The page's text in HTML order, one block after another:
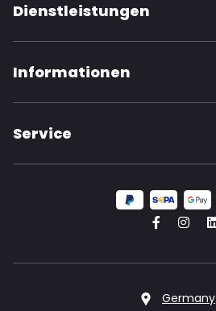
Dienstleistungen
Informationen
Service
Germany